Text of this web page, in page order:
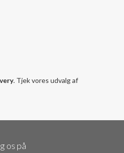
. Tjek vores udvalg af
os på